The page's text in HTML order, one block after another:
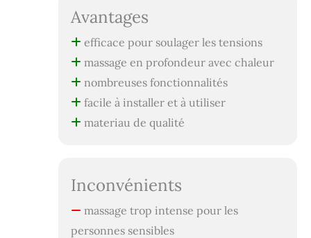
Avantages
efficace pour soulager les tensions
massage en profondeur avec chaleur
nombreuses fonctionnalités
facile à installer et à utiliser
materiau de qualité
Inconvénients
massage trop intense pour les
personnes sensibles